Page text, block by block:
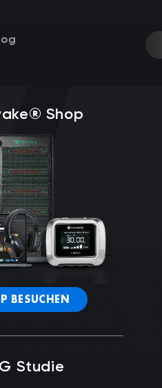
Shop
BESUCHEN
Studie